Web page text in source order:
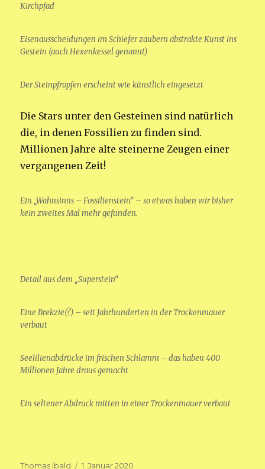
Kirchpfad
Eisenausscheidungen im Schiefer zaubern abstrakte Kunst ins
Gestein (auch Hexenkessel genannt)
Der Steinpfropfen erscheint wie künstlich eingesetzt
Die Stars unter den Gesteinen sind natürlich
die, in denen Fossilien zu finden sind.
Millionen Jahre alte steinerne Zeugen einer
vergangenen Zeit!
Ein „Wahnsinns – Fossilienstein“ – so etwas haben wir bisher
kein zweites Mal mehr gefunden.
Detail aus dem „Superstein“
Eine Brekzie(?) – seit Jahrhunderten in der Trockenmauer
verbaut
Seelilienabdrücke im frischen Schlamm – das haben 400
Millionen Jahre draus gemacht
Ein seltener Abdruck mitten in einer Trockenmauer verbaut
Autor
Thomas Ibald Veröffentlicht
1. Januar 2020